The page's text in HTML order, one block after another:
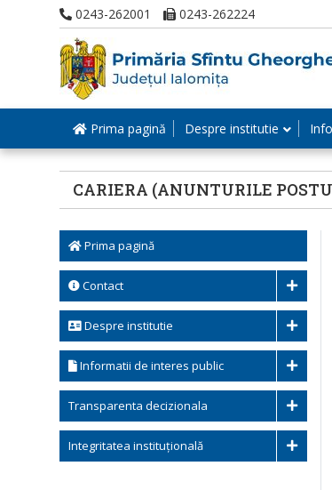
0243-262001 0243-262224
Prima pagină Despre institutie
CARIERA (ANUNTURILE
Prima pagină
Contact
Despre institutie
Informatii de interes public
Transparenta decizionala
Integritatea instituțională